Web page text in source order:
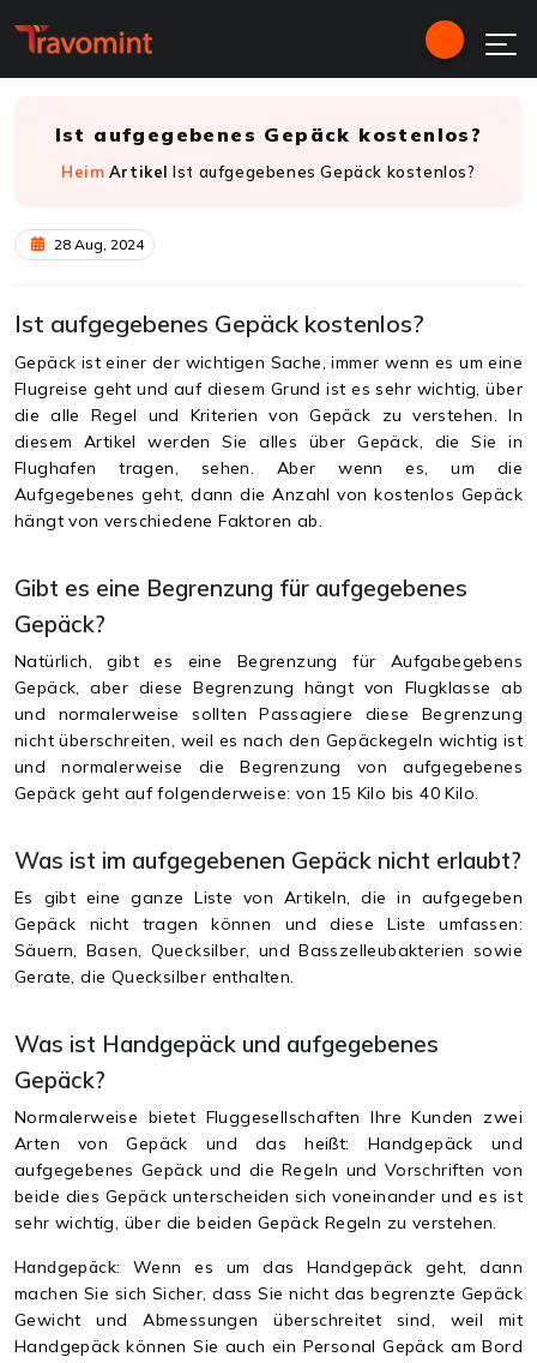
Ist aufgegebenes Gepäck kostenlos?
Heim Artikel Ist aufgegebenes Gepäck kostenlos?
28 Aug, 2024
Ist aufgegebenes Gepäck kostenlos?
Gepäck ist einer der wichtigen Sache, immer wenn es um eine
Flugreise geht und auf diesem Grund ist es sehr wichtig, über
die alle Regel und Kriterien von Gepäck zu verstehen. In
diesem Artikel werden Sie alles über Gepäck, die Sie in
Flughafen tragen, sehen. Aber wenn es, um die
Aufgegebenes geht, dann die Anzahl von kostenlos Gepäck
hängt von verschiedene Faktoren ab.
Gibt es eine Begrenzung für aufgegebenes
Gepäck?
Natürlich, gibt es eine Begrenzung für Aufgabegebens
Gepäck, aber diese Begrenzung hängt von Flugklasse ab
und normalerweise sollten Passagiere diese Begrenzung
nicht überschreiten, weil es nach den Gepäckegeln wichtig ist
und normalerweise die Begrenzung von aufgegebenes
Gepäck geht auf folgenderweise: von 15 Kilo bis 40 Kilo.
Was ist im aufgegebenen Gepäck nicht erlaubt?
Es gibt eine ganze Liste von Artikeln, die in aufgegeben
Gepäck nicht tragen können und diese Liste umfassen:
Säuern, Basen, Quecksilber, und Basszelleubakterien sowie
Gerate, die Quecksilber enthalten.
Was ist Handgepäck und aufgegebenes
Gepäck?
Normalerweise bietet Fluggesellschaften Ihre Kunden zwei
Arten von Gepäck und das heißt: Handgepäck und
aufgegebenes Gepäck und die Regeln und Vorschriften von
beide dies Gepäck unterscheiden sich voneinander und es ist
sehr wichtig, über die beiden Gepäck Regeln zu verstehen.
Handgepäck: Wenn es um das Handgepäck geht, dann
machen Sie sich Sicher, dass Sie nicht das begrenzte Gepäck
Gewicht und Abmessungen überschreitet sind, weil mit
Handgepäck können Sie auch ein Personal Gepäck am Bord